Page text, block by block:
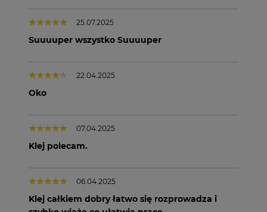
25.07.2025
Suuuuper wszystko Suuuuper
22.04.2025
Oko
07.04.2025
Klej polecam.
06.04.2025
Klej całkiem dobry łatwo się rozprowadza i